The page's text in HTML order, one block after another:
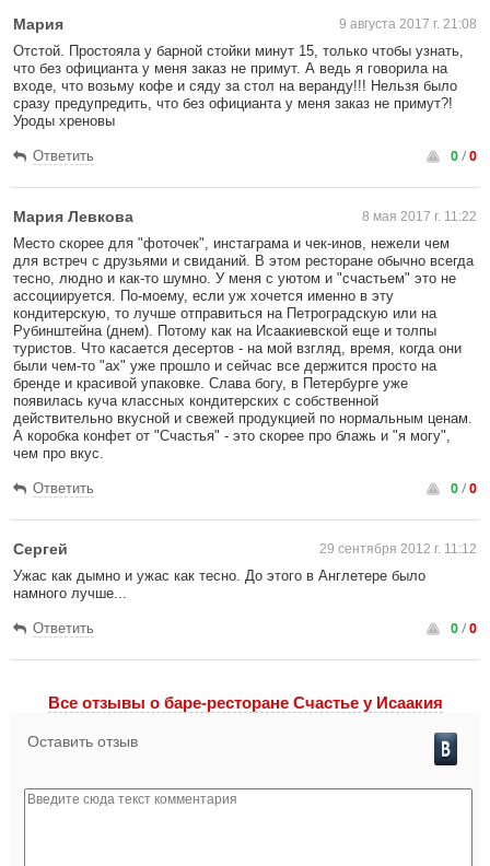
Мария 9 августа 2017 г. 21:08
Отстой. Простояла у барной стойки минут 15, только чтобы узнать,
что без официанта у меня заказ не примут. А ведь я говорила на
входе, что возьму кофе и сяду за стол на веранду!!! Нельзя было
сразу предупредить, что без официанта у меня заказ не примут?!
Уроды хреновы
Ответить 0/0
Мария Левкова 8 мая 2017 г. 11:22
Место скорее для "фоточек", инстаграма и чек-инов, нежели чем
для встреч с друзьями и свиданий. В этом ресторане обычно всегда
тесно, людно и как-то шумно. У меня с уютом и "счастьем" это не
ассоциируется. По-моему, если уж хочется именно в эту
кондитерскую, то лучше отправиться на Петроградскую или на
Рубинштейна (днем). Потому как на Исаакиевской еще и толпы
туристов. Что касается десертов - на мой взгляд, время, когда они
были чем-то "ах" уже прошло и сейчас все держится просто на
бренде и красивой упаковке. Слава богу, в Петербурге уже
появилась куча классных кондитерских с собственной
действительно вкусной и свежей продукцией по нормальным ценам.
А коробка конфет от "Счастья" - это скорее про блажь и "я могу",
чем про вкус.
Ответить 0/0
Сергей 29 сентября 2012 г. 11:12
Ужас как дымно и ужас как тесно. До этого в Англетере было
намного лучше...
Ответить 0/0
Все отзывы o баре-ресторане Счастье у Исаакия
Оставить отзыв